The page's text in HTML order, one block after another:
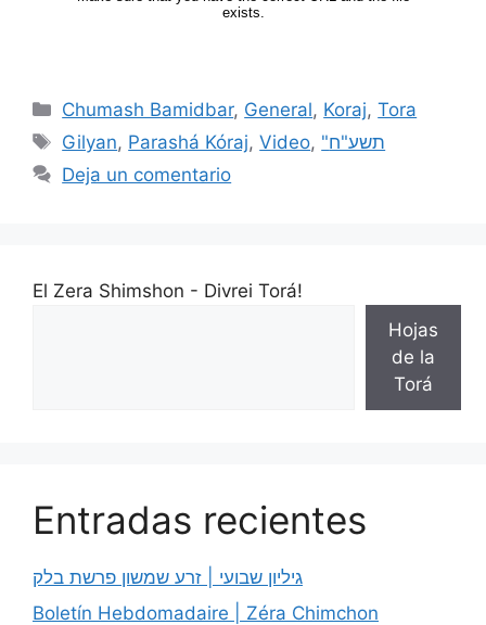
Chumash Bamidbar, General, Koraj,Tora
Gilyan, Parashá Kóraj,Video,
"תשע"ח
Deja un comentario
El Zera Shimshon - Divrei Torá!
Hojas
de la
Torá
Entradas recientes
גיליון שבועי | זרע שמשון פרשת בלק
Boletín Hebdomadaire | Zéra Chimchon